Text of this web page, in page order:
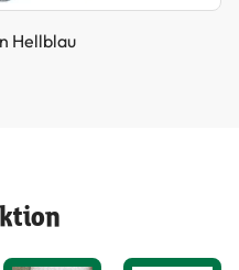
Hellblau